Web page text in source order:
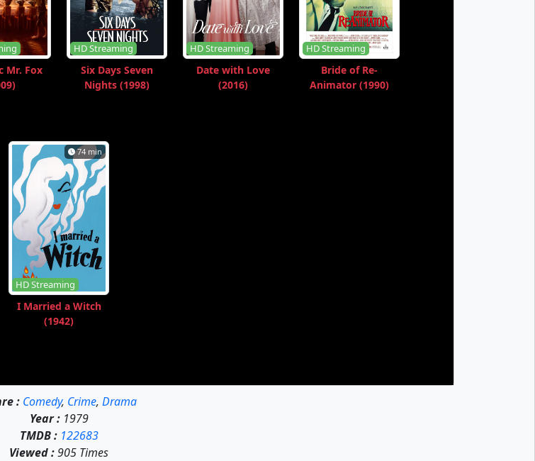
Mr. Fox
HD Streaming
Six Days Seven
Nights (1998)
HD Streaming
Date with Love
(2016)
HD Streaming
Bride of Re-
Animator (1990)
74 min
HD Streaming
I Married a Witch
(1942)
: Comedy, Crime, Drama
Year :1979
TMDB : 122683
Viewed :905 Times